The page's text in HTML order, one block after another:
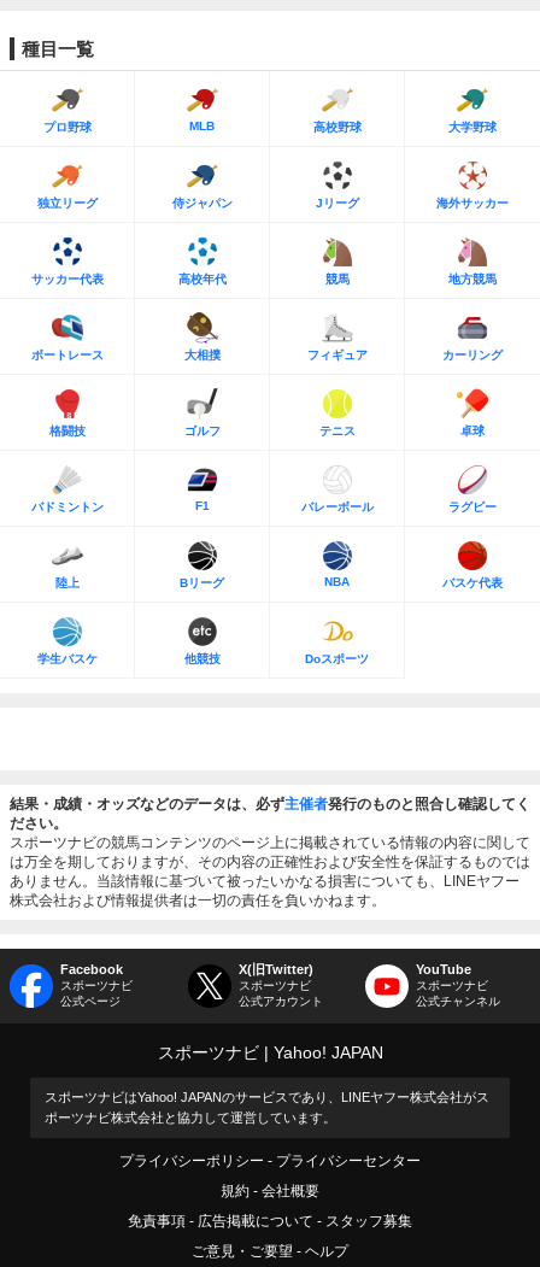
種目一覧
プロ野球 MLB 高校野球 大学野球
独立リーグ 侍ジャパン Jリーグ 海外サッカー
サッカー代表 高校年代 競馬 地方競馬
ボートレース 大相撲 フィギュア カーリング
格闘技 ゴルフ テニス 卓球
バドミントン F1 バレーボール ラグビー
陸上 Bリーグ NBA バスケ代表
学生バスケ 他競技 Doスポーツ
結果・成績・オッズなどのデータは、必ず主催者発行のものと照合し確認してく
ださい。
スポーツナビの競馬コンテンツのページ上に掲載されている情報の内容に関して
は万全を期しておりますが、その内容の正確性および安全性を保証するものでは
ありません。当該情報に基づいて被ったいかなる損害についても、LINEヤフー
株式会社および情報提供者は一切の責任を負いかねます。
Facebook
スポーツナビ
公式ページ
X(旧Twitter)
スポーツナビ
公式アカウント
YouTube
スポーツナビ
公式チャンネル
スポーツナビ Yahoo! JAPAN
スポーツナビはYahoo! JAPANのサービスであり、LINEヤフー株式会社がス
ポーツナビ株式会社と協力して運営しています。
プライバシーポリシー
プライバシーセンター
規約
会社概要
免責事項
広告掲載について
スタッフ募集
ご意見・ご要望
ヘルプ